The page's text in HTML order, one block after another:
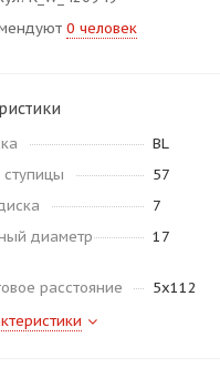
0 человек
BL
57
7
диаметр
17
расстояние
5x112
Плайтом
Остались вопросы?